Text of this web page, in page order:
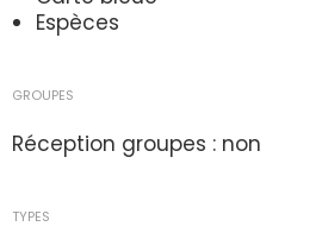
Espèces
GROUPES
Réception groupes : non
TYPES